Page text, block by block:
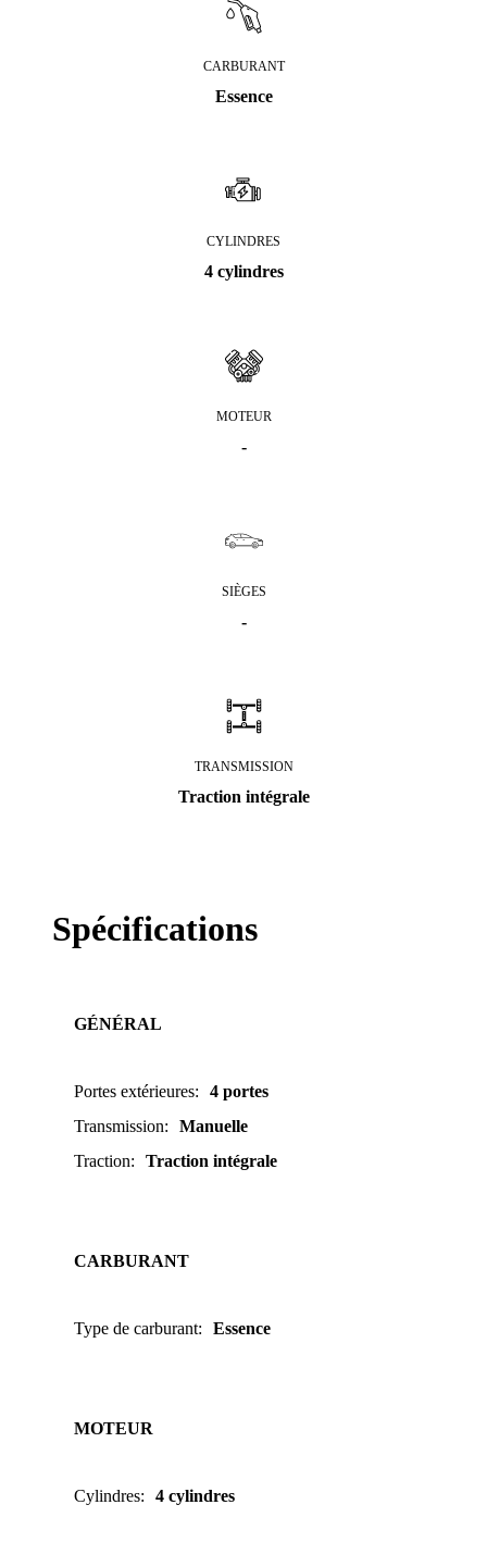
CARBURANT
Essence
CYLINDRES
4 cylindres
MOTEUR
-
SIÈGES
-
TRANSMISSION
Traction intégrale
Spécifications
GÉNÉRAL
Portes extérieures:
4 portes
Transmission:
Manuelle
Traction: Traction intégrale
CARBURANT
Type de carburant: Essence
MOTEUR
Cylindres: 4 cylindres